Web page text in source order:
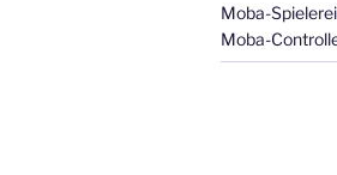
Moba-
Moba-